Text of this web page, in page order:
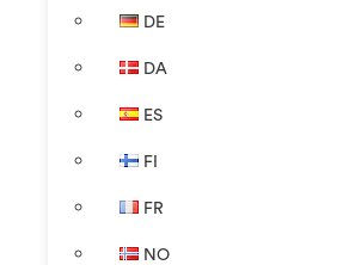
DE
DA
ES
FI
FR
NO